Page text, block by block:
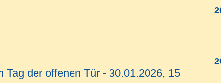
Tag der offenen Tür - 30.01.2026, 15